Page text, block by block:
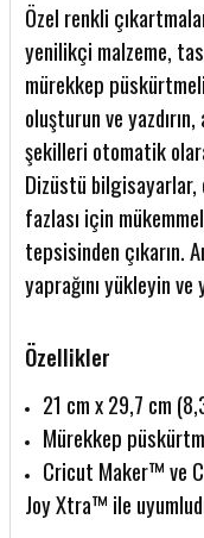
Özel renkli
yenilikçi malzeme,
mürekkep püskürtmeli
oluşturun ve
şekilleri otomatik
Dizüstü bilgisayarlar,
fazlası için
tepsisinden çıkarın.
yaprağını yükleyin ve
Özellikler
21 cm x 29,7 cm
Mürekkep
Cricut Maker™ ve
Joy Xtra™ ile